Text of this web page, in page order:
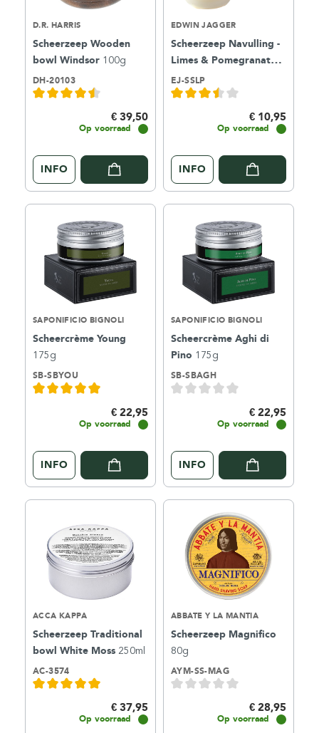
D.R. HARRIS
Scheerzeep Wooden
bowl Windsor 100g
DH-20103
€ 39,50
Op voorraad
INFO
EDWIN JAGGER
Scheerzeep Navulling -
Limes & Pomegranate
65g
EJ-SSLP
€ 10,95
Op voorraad
INFO
SAPONIFICIO BIGNOLI
Scheercrème Young
175g
SB-SBYOU
€ 22,95
Op voorraad
INFO
SAPONIFICIO BIGNOLI
Scheercrème Aghi di
Pino 175g
SB-SBAGH
€ 22,95
Op voorraad
INFO
ACCA KAPPA
Scheerzeep Traditional
bowl White Moss 250ml
AC-3574
€ 37,95
Op voorraad
ABBATE Y LA MANTIA
Scheerzeep Magnifico
80g
AYM-SS-MAG
€ 28,95
Op voorraad